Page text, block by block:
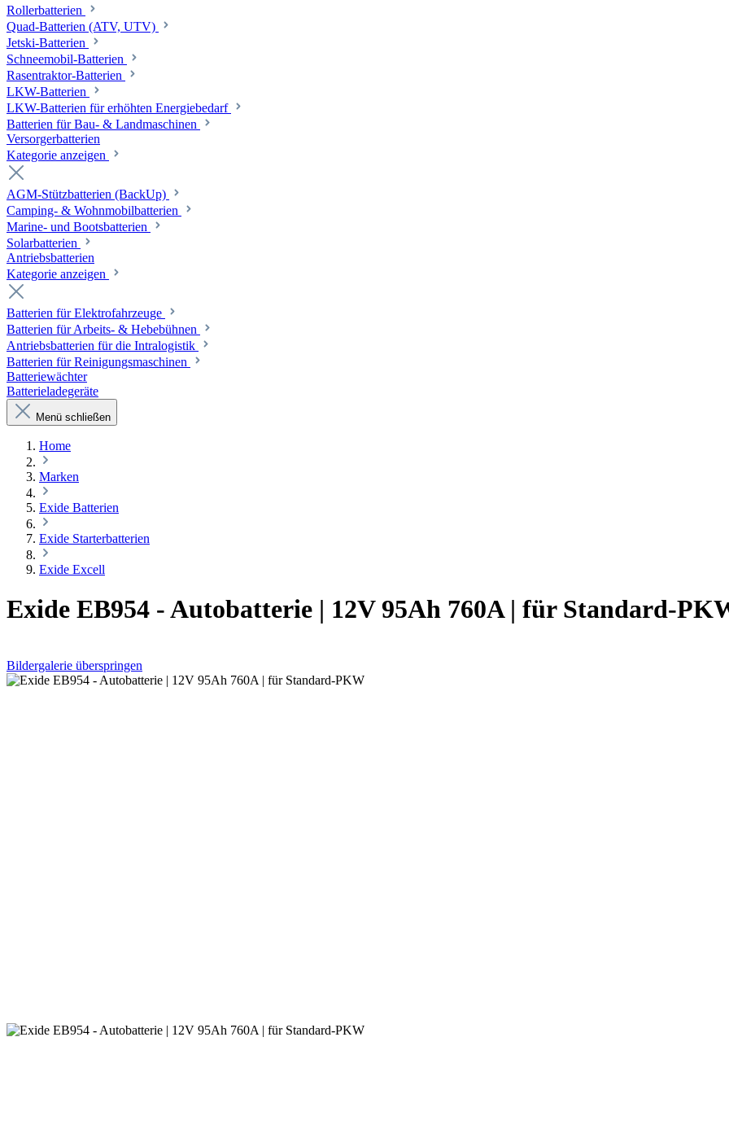
Rollerbatterien
Quad-Batterien (ATV, UTV)
Jetski-Batterien
Schneemobil-Batterien
Rasentraktor-Batterien
LKW-Batterien
LKW-Batterien für erhöhten Energiebedarf
Batterien für Bau- & Landmaschinen
Versorgerbatterien
Kategorie anzeigen
AGM-Stützbatterien (BackUp)
Camping- & Wohnmobilbatterien
Marine- und Bootsbatterien
Solarbatterien
Antriebsbatterien
Kategorie anzeigen
Batterien für Elektrofahrzeuge
Batterien für Arbeits- & Hebebühnen
Antriebsbatterien für die Intralogistik
Batterien für Reinigungsmaschinen
Batteriewächter
Batterieladegeräte
Menü schließen
Home
Marken
Exide Batterien
Exide Starterbatterien
Exide Excell
Exide EB954 - Autobatterie | 12V 95Ah 760A | für Standard-
Bildergalerie überspringen